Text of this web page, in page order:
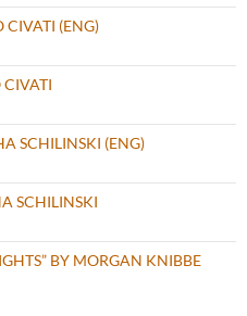
CIVATI (ENG)
CIVATI
SCHILINSKI (ENG)
SCHILINSKI
BY MORGAN KNIBBE